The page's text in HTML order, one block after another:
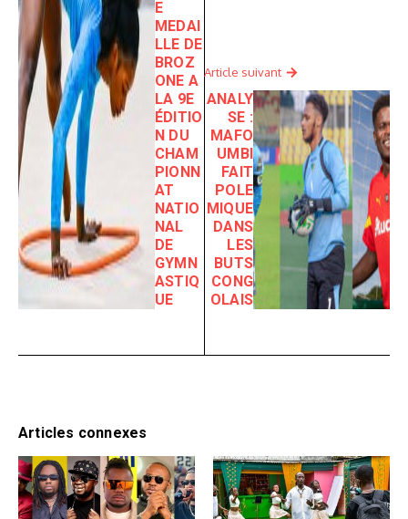
E
MEDAI
LLE DE
BROZ
ONE A
LA 9E
ÉDITIO
N DU
CHAM
PIONN
AT
NATIO
NAL
DE
GYMN
ASTIQ
UE
Article suivant
ANALY
SE :
MAFO
UMBI
FAIT
POLE
MIQUE
DANS
LES
BUTS
CONG
OLAIS
Articles connexes